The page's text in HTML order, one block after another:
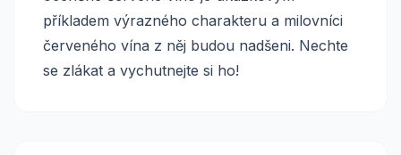
příkladem výrazného charakteru a milovníci
červeného vína z něj budou nadšeni. Nechte
se zlákat a vychutnejte si ho!